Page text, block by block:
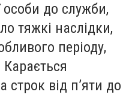
особи до служби,
тяжкі наслідки,
періоду,
строк від п’яти до